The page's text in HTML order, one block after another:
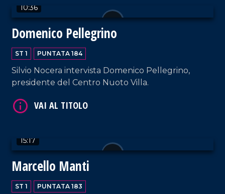
10:36
Domenico Pellegrino
ST 1 PUNTATA 184
Silvio Nocera intervista Domenico Pellegrino,
presidente del Centro Nuoto Villa.
15:17
Marcello Manti
ST 1 PUNTATA 183
VAI AL TITOLO
VAI AL TITOLO